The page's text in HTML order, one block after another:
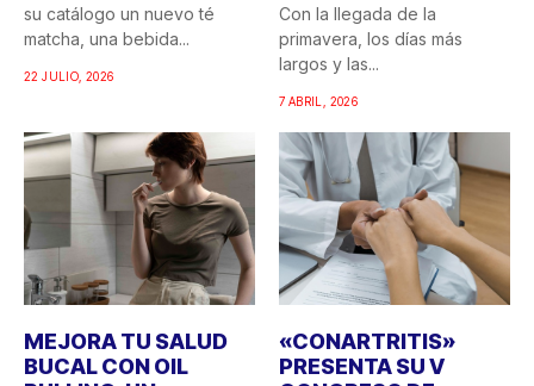
su catálogo un nuevo té
matcha, una bebida...
22 JULIO, 2026
Con la llegada de la
primavera, los días más
largos y las...
7 ABRIL, 2026
MEJORA TU SALUD
BUCAL CON OIL
«CONARTRITIS»
PRESENTA SU V